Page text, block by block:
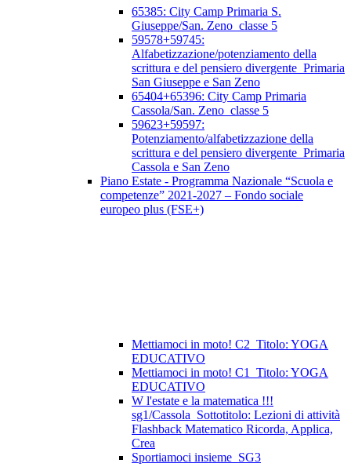
65385: City Camp Primaria S.
Giuseppe/San. Zeno_classe 5
59578+59745:
Alfabetizzazione/potenziamento della
scrittura e del pensiero divergente_Primaria
San Giuseppe e San Zeno
65404+65396: City Camp Primaria
Cassola/San. Zeno_classe 5
59623+59597:
Potenziamento/alfabetizzazione della
scrittura e del pensiero divergente_Primaria
Cassola e San Zeno
Piano Estate - Programma Nazionale “Scuola e
competenze” 2021-2027 – Fondo sociale
europeo plus (FSE+)
Mettiamoci in moto! C2_Titolo: YOGA
EDUCATIVO
Mettiamoci in moto! C1_Titolo: YOGA
EDUCATIVO
W l'estate e la matematica !!!
sg1/Cassola_Sottotitolo: Lezioni di attività
Flashback Matematico Ricorda, Applica,
Crea
Sportiamoci insieme_SG3